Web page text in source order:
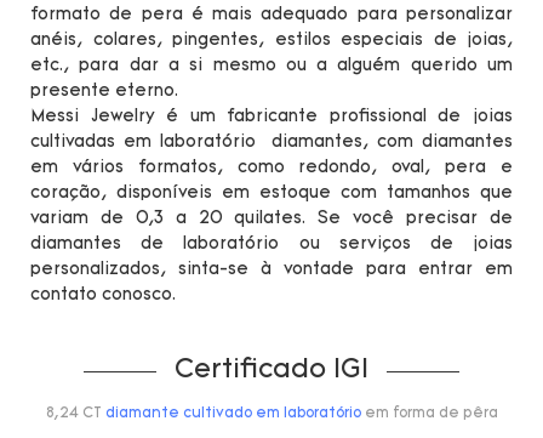
formato de pera é mais adequado para personalizar
anéis, colares, pingentes, estilos especiais de joias,
etc., para dar a si mesmo ou a alguém querido um
presente eterno.
Messi Jewelry é um fabricante profissional de joias
cultivadas em laboratório diamantes, com diamantes
em vários formatos, como redondo, oval, pera e
coração, disponíveis em estoque com tamanhos que
variam de 0,3 a 20 quilates. Se você precisar de
diamantes de laboratório ou serviços de joias
personalizados, sinta-se à vontade para entrar em
contato conosco.
Certificado IGI
8,24 CT diamante cultivado em laboratórioem forma de pêra